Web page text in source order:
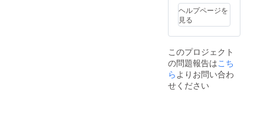
後の修
が可能
な場合
要望に
より有
料で修
理いた
×2、
ファス
ナー
セット
扱説明
書（保
証書添
付） 保
証につ
本体：
モバイ
ルバッ
テリー
0mAh/3
.7V）×1
・駆動
時間：
強-約7
ヘルプページを
見る
このプロジェクト
の問題報告はこち
らよりお問い合わ
せください